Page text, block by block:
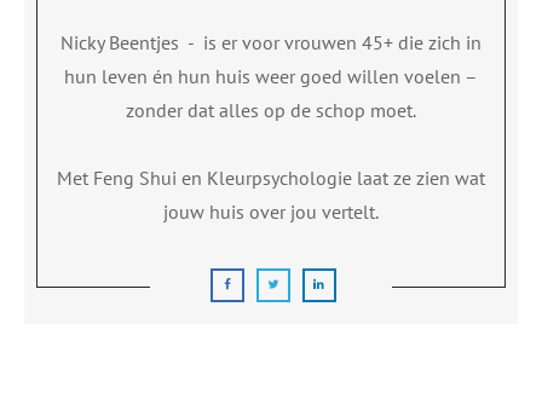
Nicky Beentjes - is er voor vrouwen 45+ die zich in
hun leven én hun huis weer goed willen voelen –
zonder dat alles op de schop moet.
Met Feng Shui en Kleurpsychologie laat ze zien wat
jouw huis over jou vertelt.